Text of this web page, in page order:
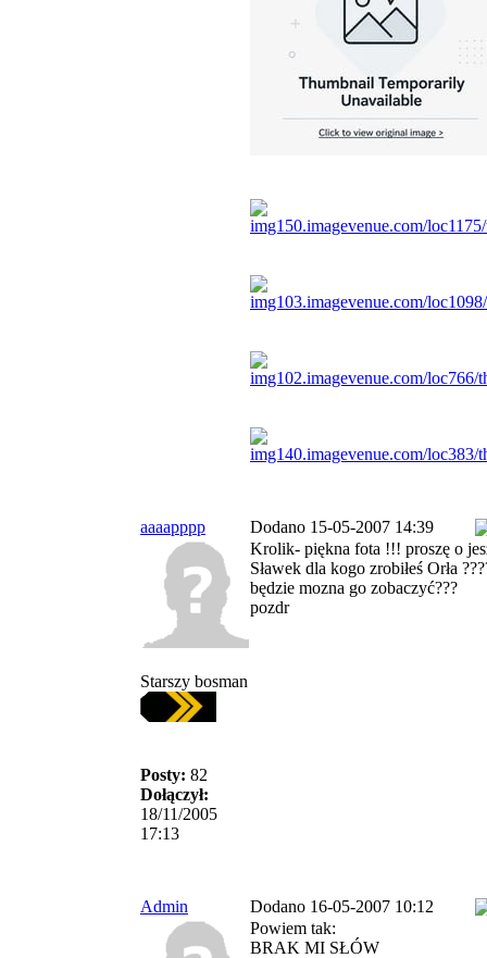
aaaapppp Dodano 15-05-2007 14:39
Starszy bosman
Posty: 82
Dołączył:
18/11/2005
17:13
Krolik- piękna fota !!! proszę o
Sławek dla kogo zrobiłeś Orła
będzie mozna go zobaczyć???
pozdr
Admin Dodano 16-05-2007 10:12
Powiem tak:
BRAK MI SŁÓW